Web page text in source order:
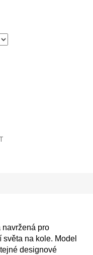
navržená pro
na kole. Model
designové